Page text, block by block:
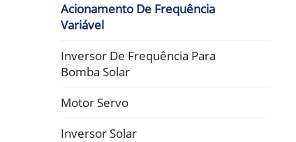
Acionamento De Frequência
Variável
Inversor De Frequência Para
Bomba Solar
Motor Servo
Inversor Solar